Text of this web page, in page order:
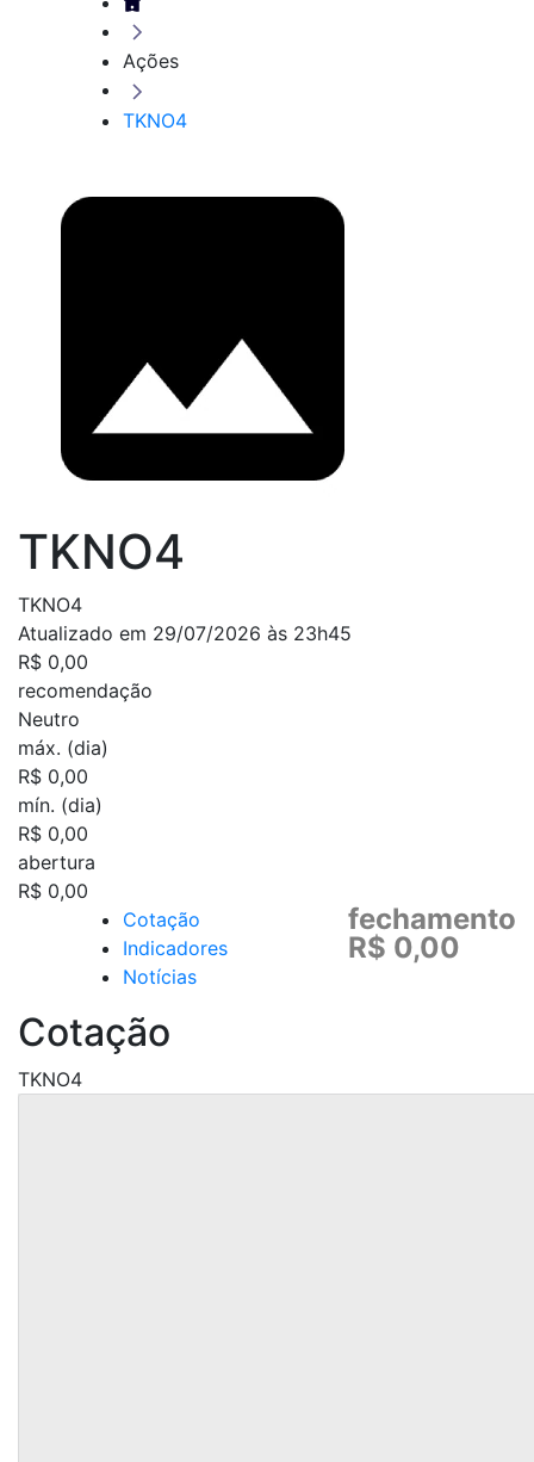
Ações
TKNO4
TKNO4
TKNO4
Atualizado em 29/07/2026 às 23h45
R$ 0,00
recomendação
Neutro
máx. (dia)
R$ 0,00
mín. (dia)
R$ 0,00
abertura
R$ 0,00
fechamento
R$ 0,00
Cotação
Indicadores
Notícias
Cotação
TKNO4